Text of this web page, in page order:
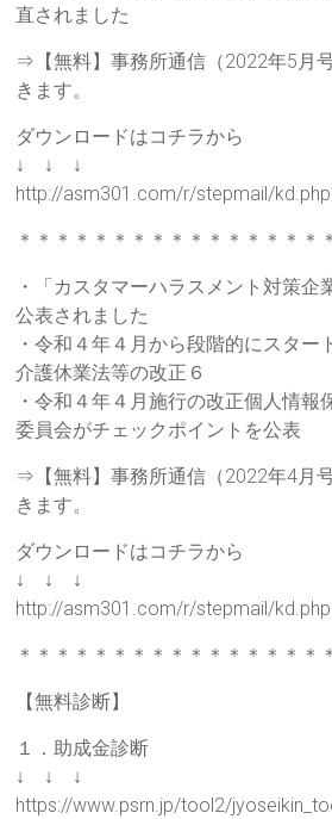
直されました
⇒【無料】事務所通信（2022年5月
きます。
ダウンロードはコチラから
↓ ↓ ↓
http://asm301.com/r/stepmail/
＊＊＊＊＊＊＊＊＊＊＊＊＊＊＊＊
・「カスタマーハラスメント対策企
公表されました
・令和４年４月から段階的にスタ
介護休業法等の改正６
・令和４年４月施行の改正個人情
委員会がチェックポイントを公表
⇒【無料】事務所通信（2022年4月
きます。
ダウンロードはコチラから
↓ ↓ ↓
http://asm301.com/r/stepmail/
＊＊＊＊＊＊＊＊＊＊＊＊＊＊＊＊
【無料診断】
１．助成金診断
↓ ↓ ↓
https://www.psrn.jp/tool2/